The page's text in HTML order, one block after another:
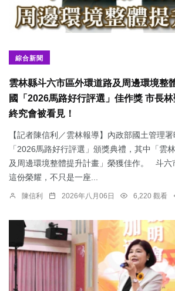
綜合新聞
雲林縣斗六市區外環道路及周邊環境整
國「2026馬路好行評選」佳作獎 市長
終究會被看見！
【記者陳信利／雲林報導】內政部國土管理
「2026馬路好行評選」頒獎典禮，其中「雲
及周邊環境整體提升計畫」榮獲佳作。 斗六
這份榮耀，不只是一座...
陳信利 2026年八月06日 6,220 觀看